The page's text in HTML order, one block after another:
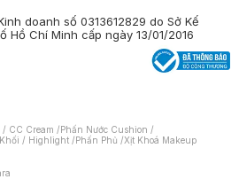
doanh số 0313612829 do Sở Kế
Chí Minh cấp ngày 13/01/2016
/ CC Cream /Phấn Nước Cushion /
/ Highlight /Phấn Phủ /Xịt Khoá Makeup